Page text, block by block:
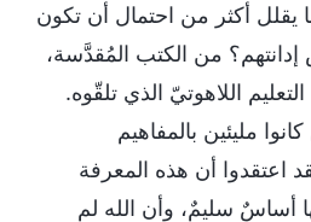
يقلل أكثر من احتمال أن تكون
من الكتب المُقدَّسة،
اللاهوتيّ الذي تلقّوه.
مليئين بالمفاهيم
اعتقدوا أن هذه المعرفة
أساسٌ سليمٌ، وأن الله لم